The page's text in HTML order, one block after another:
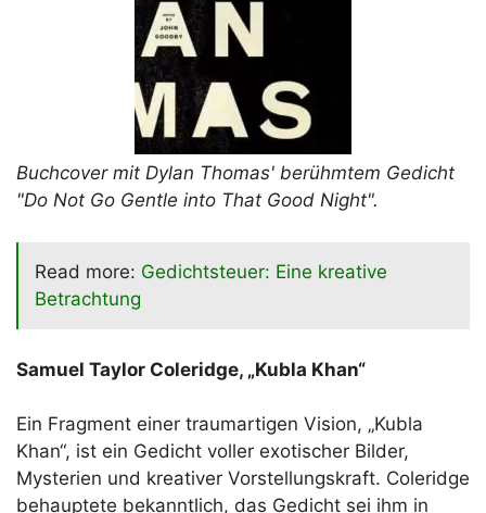
Buchcover mit Dylan Thomas' berühmtem Gedicht
"Do Not Go Gentle into That Good Night".
Read more: Gedichtsteuer: Eine kreative
Betrachtung
Samuel Taylor Coleridge, „Kubla Khan“
Ein Fragment einer traumartigen Vision, „Kubla
Khan“, ist ein Gedicht voller exotischer Bilder,
Mysterien und kreativer Vorstellungskraft. Coleridge
behauptete bekanntlich, das Gedicht sei ihm in